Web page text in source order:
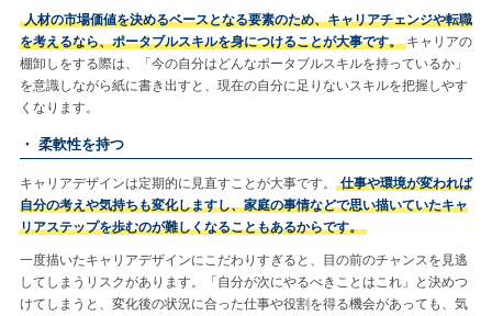
人材の市場価値を決めるベースとなる要素のため、キャリアチェンジや転職
を考えるなら、ポータブルスキルを身につけることが大事です。 キャリアの
棚卸しをする際は、「今の自分はどんなポータブルスキルを持っているか」
を意識しながら紙に書き出すと、現在の自分に足りないスキルを把握しやす
くなります。
・ 柔軟性を持つ
キャリアデザインは定期的に見直すことが大事です。
仕事や環境が変われば
自分の考えや気持ちも変化しますし、家庭の事情などで思い描いていたキャ
リアステップを歩むのが難しくなることもあるからです。
一度描いたキャリアデザインにこだわりすぎると、目の前のチャンスを見逃
してしまうリスクがあります。「自分が次にやるべきことはこれ」と決めつ
けてしまうと、変化後の状況に合った仕事や役割を得る機会があっても、気